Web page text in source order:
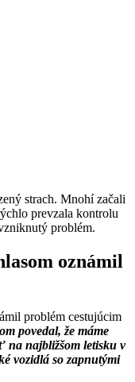
strach. Mnohí začali
prevzala kontrolu
problém.
oznámil
problém cestujúcim
povedal, že máme
na najbližšom letisku v
vozidlá so zapnutými